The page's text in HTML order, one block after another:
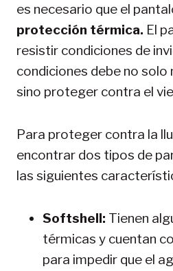
es necesario que el
protección térmica. El
resistir condiciones de
condiciones debe no solo
sino proteger contra el
Para proteger contra la
encontrar dos tipos de
las siguientes
Softshell: Tienen
térmicas y cuentan
para impedir que el